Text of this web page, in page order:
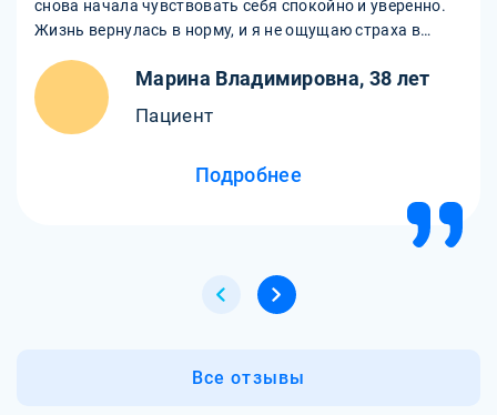
снова начала чувствовать себя спокойно и уверенно.
Жизнь вернулась в норму, и я не ощущаю страха в
Марина Владимировна, 38 лет
Пациент
Подробнее
Все отзывы